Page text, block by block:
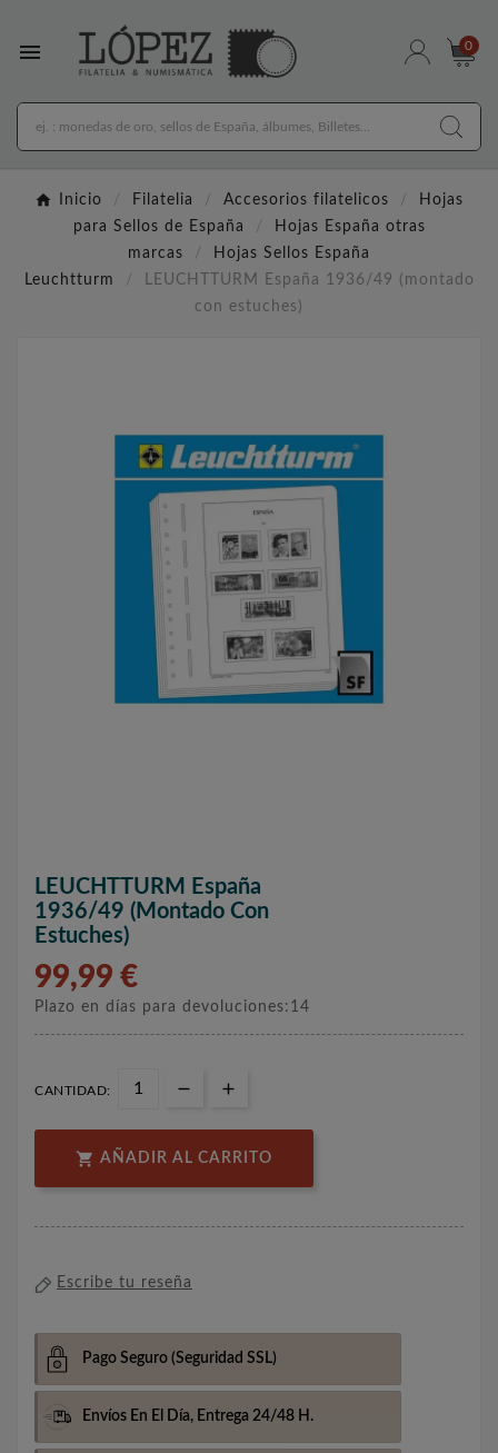
 0
Inicio Filatelia Accesorios filatelicos
Hojas
para Sellos de España
Hojas España otras
marcas
Hojas Sellos España
Leuchtturm
LEUCHTTURM España 1936/49 (montado
con estuches)
LEUCHTTURM España
1936/49 (montado Con
Estuches)
99,99 €
Plazo en días para devoluciones:14
CANTIDAD:
 AÑADIR AL CARRITO
Escribe tu reseña
Pago Seguro (Seguridad SSL)
Envíos En El Día, Entrega 24/48 H.